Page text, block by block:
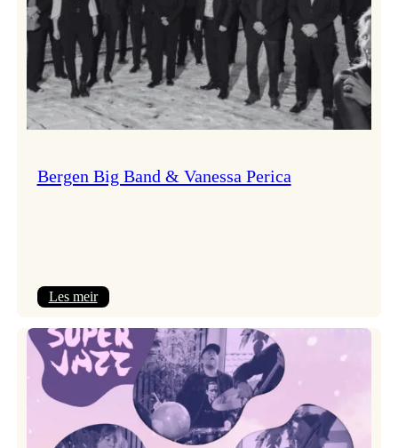
Bergen Big Band & Vanessa Perica
Les meir:
Big
Band
&
Vanessa
Perica